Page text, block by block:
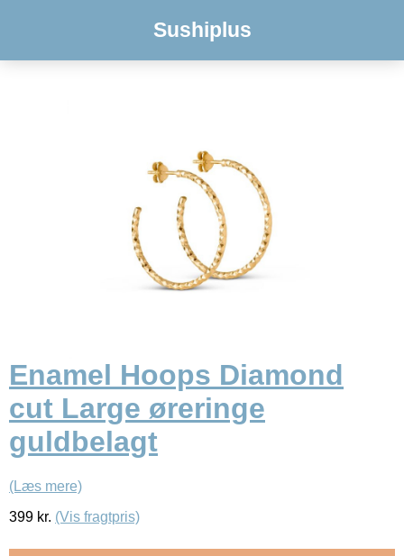
Sushiplus
Enamel Hoops Diamond
cut Large øreringe
guldbelagt
(Læs mere)
399 kr. (Vis fragtpris)